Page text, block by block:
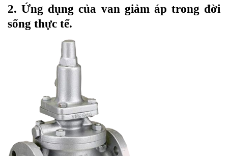
2. Ứng dụng của van giảm áp trong đời
sống thực tế.